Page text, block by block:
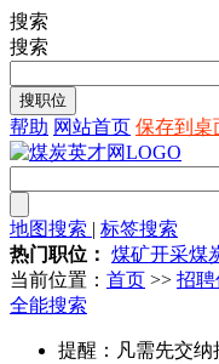
搜索
搜索
帮助 网站首页 保存到桌
地图搜索 | 标签搜索
热门职位： 煤矿开采煤
当前位置： 首页 >> 招聘
全能搜索
提醒：凡需先交纳